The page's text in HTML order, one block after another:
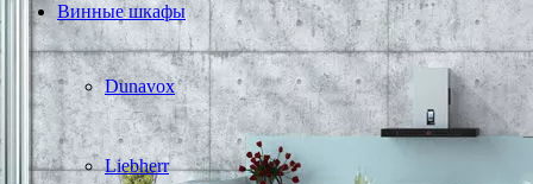
Винные шкафы
Dunavox
Liebherr